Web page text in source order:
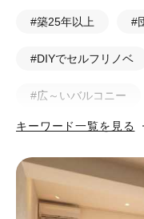
#築25年以上 #
#DIYでセルフリノベ
#広～いバルコニー
#カフェ風 #昭
#ナチュラル #
#アンティーク調
キーワード一覧を見る